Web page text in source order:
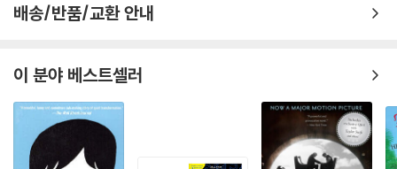
배송/반품/교환 안내
이 분야 베스트셀러